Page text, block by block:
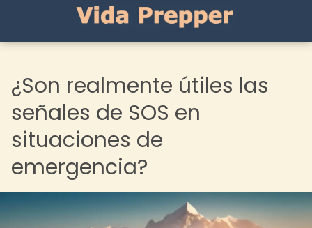
¿Son realmente útiles las
señales de SOS en
situaciones de
emergencia?